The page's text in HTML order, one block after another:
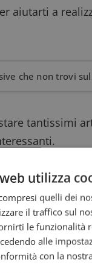
aiutarti a
che non trovi
tantissimi
per esempio)
di pregio del
sconto del
quindi si
nella sua
utilizza
quelli dei
il traffico sul
le funzionalità
alle
con la